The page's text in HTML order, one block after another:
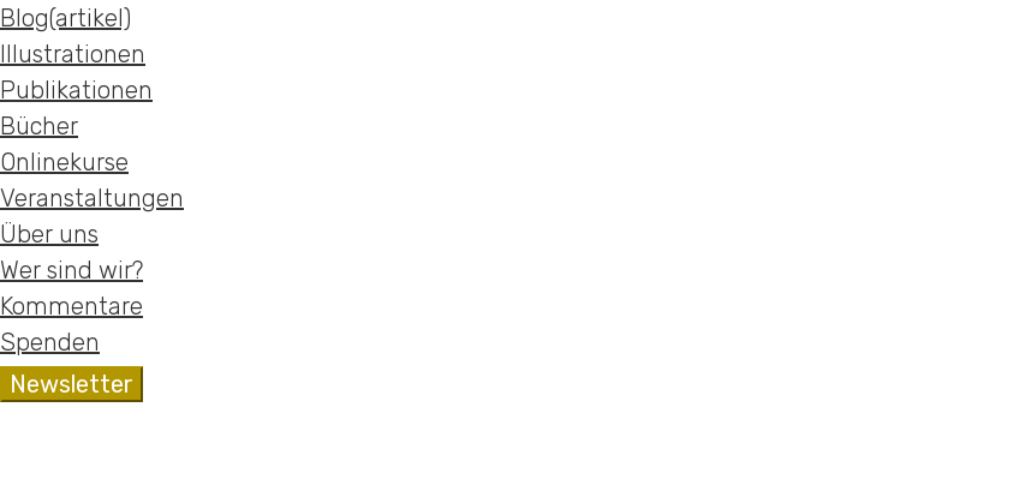
Blog(artikel)
Illustrationen
Publikationen
Bücher
Onlinekurse
Veranstaltungen
Über uns
Wer sind wir?
Kommentare
Spenden